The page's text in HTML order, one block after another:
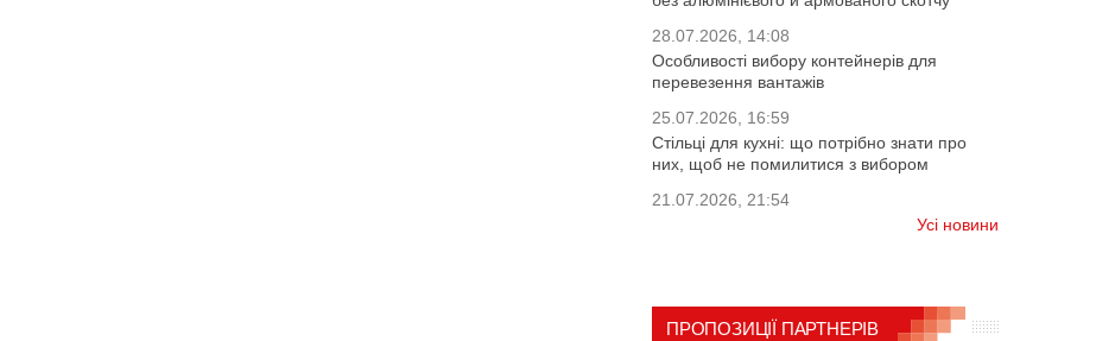
28.07.2026, 14:08
Особливості вибору контейнерів для
перевезення вантажів
25.07.2026, 16:59
Стільці для кухні: що потрібно знати про
них, щоб не помилитися з вибором
21.07.2026, 21:54
Усі новини
ПРОПОЗИЦІЇ ПАРТНЕРІВ